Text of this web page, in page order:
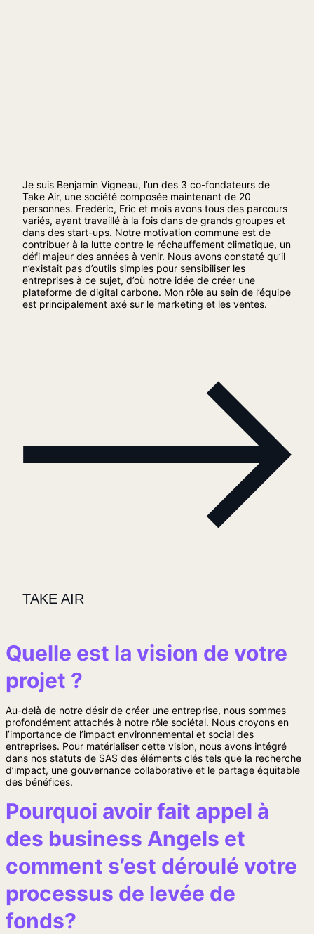
Je suis Benjamin Vigneau, l’un des 3 co-fondateurs de
Take Air, une société composée maintenant de 20
personnes. Fredéric, Eric et mois avons tous des parcours
variés, ayant travaillé à la fois dans de grands groupes et
dans des start-ups. Notre motivation commune est de
contribuer à la lutte contre le réchauffement climatique, un
défi majeur des années à venir. Nous avons constaté qu’il
n’existait pas d’outils simples pour sensibiliser les
entreprises à ce sujet, d’où notre idée de créer une
plateforme de digital carbone. Mon rôle au sein de l’équipe
est principalement axé sur le marketing et les ventes.
TAKE AIR
Quelle est la vision de votre
projet ?
Au-delà de notre désir de créer une entreprise, nous sommes
profondément attachés à notre rôle sociétal. Nous croyons en
l’importance de l’impact environnemental et social des
entreprises. Pour matérialiser cette vision, nous avons intégré
dans nos statuts de SAS des éléments clés tels que la recherche
d’impact, une gouvernance collaborative et le partage équitable
des bénéfices.
Pourquoi avoir fait appel à
des business Angels et
comment s’est déroulé votre
processus de levée de
fonds?